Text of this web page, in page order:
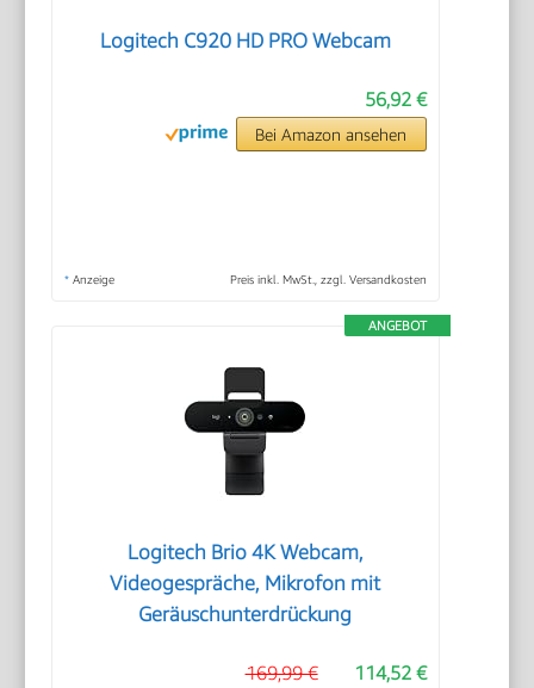
Logitech C920 HD PRO Webcam
56,92 €
Bei Amazon ansehen
* Anzeige Preis inkl. MwSt., zzgl. Versandkosten
ANGEBOT
Logitech Brio 4K Webcam,
Videogespräche, Mikrofon mit
Geräuschunterdrückung
114,52 €
169,99 €